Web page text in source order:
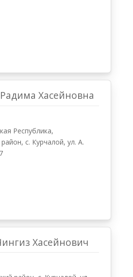
Хасейновна
Республика,
с. Курчалой, ул. А.
Хасейнович